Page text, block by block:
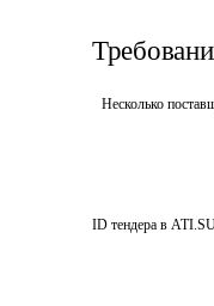
Несколько
ID тендера в